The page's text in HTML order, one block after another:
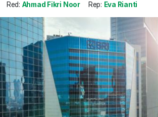
Red: Ahmad Fikri Noor Rep: Eva Rianti